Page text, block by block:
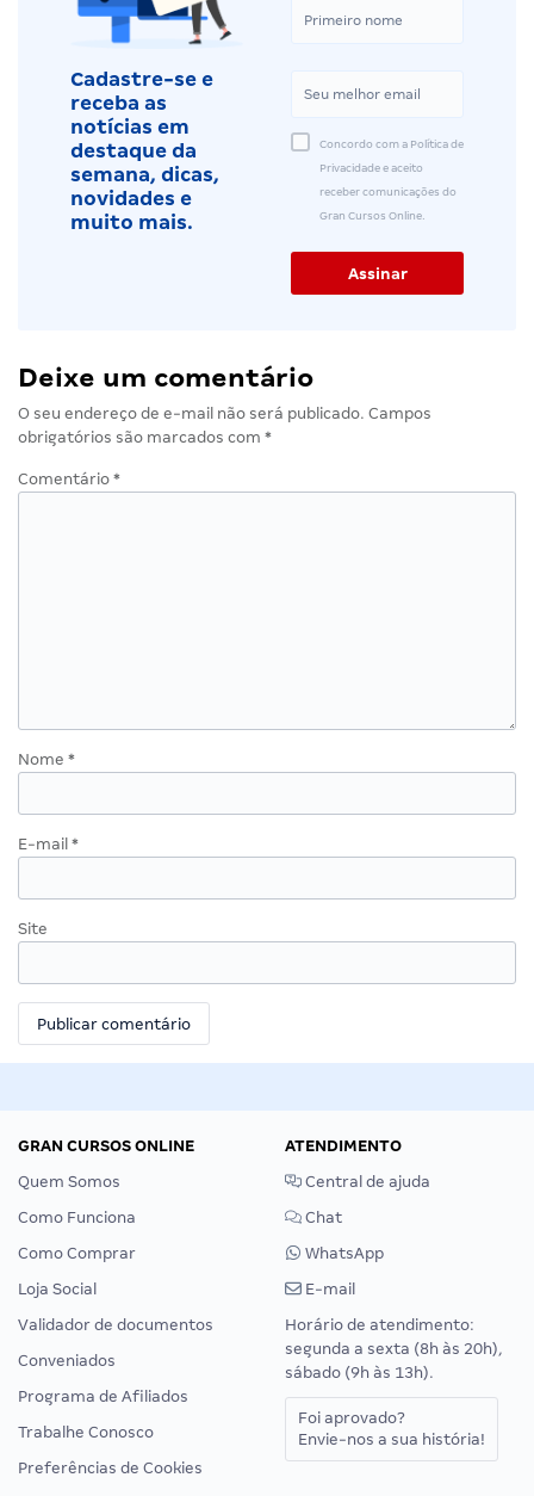
Cadastre-se e
receba as
notícias em
destaque da
semana, dicas,
novidades e
muito mais.
Concordo com a Política de
Privacidade e aceito
receber comunicações do
Gran Cursos Online.
Deixe um comentário
O seu endereço de e-mail não será publicado. Campos
obrigatórios são marcados com *
Comentário *
Nome *
E-mail *
Site
GRAN CURSOS ONLINE
Quem Somos
Como Funciona
Como Comprar
Loja Social
Validador de documentos
Conveniados
Programa de Afiliados
Trabalhe Conosco
Preferências de Cookies
ATENDIMENTO
Central de ajuda
Chat
WhatsApp
E-mail
Horário de atendimento:
segunda a sexta (8h às 20h),
sábado (9h às 13h).
Foi aprovado?
Envie-nos a sua história!